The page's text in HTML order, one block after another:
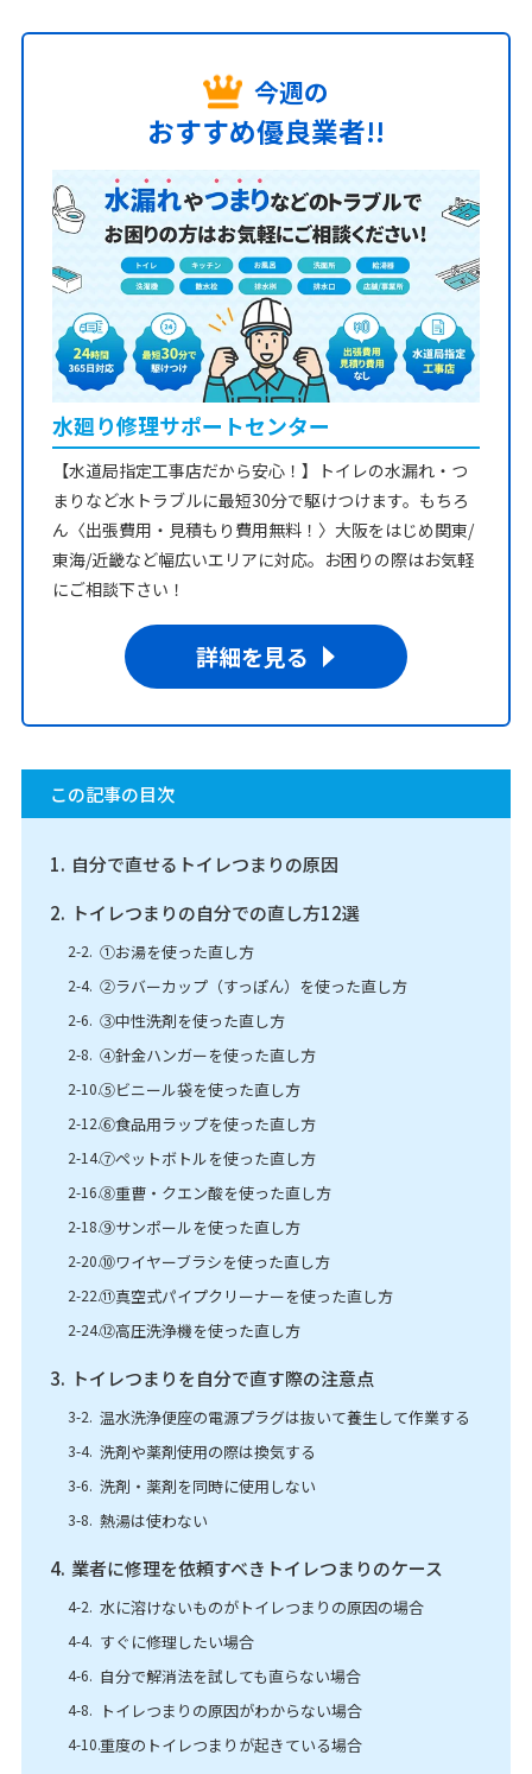
今週の
おすすめ優良業者!!
水廻り修理サポートセンター
【水道局指定工事店だから安心！】トイレの水漏れ・つ
まりなど水トラブルに最短30分で駆けつけます。もちろ
ん〈出張費用・見積もり費用無料！〉大阪をはじめ関東/
東海/近畿など幅広いエリアに対応。お困りの際はお気軽
にご相談下さい！
詳細を見る
この記事の目次
自分で直せるトイレつまりの原因
トイレつまりの自分での直し方12選
①お湯を使った直し方
②ラバーカップ（すっぽん）を使った直し方
③中性洗剤を使った直し方
➃針金ハンガーを使った直し方
⑤ビニール袋を使った直し方
⑥食品用ラップを使った直し方
⑦ペットボトルを使った直し方
⑧重曹・クエン酸を使った直し方
⑨サンポールを使った直し方
⑩ワイヤーブラシを使った直し方
⑪真空式パイプクリーナーを使った直し方
⑫高圧洗浄機を使った直し方
トイレつまりを自分で直す際の注意点
温水洗浄便座の電源プラグは抜いて養生して作業する
洗剤や薬剤使用の際は換気する
洗剤・薬剤を同時に使用しない
熱湯は使わない
業者に修理を依頼すべきトイレつまりのケース
水に溶けないものがトイレつまりの原因の場合
すぐに修理したい場合
自分で解消法を試しても直らない場合
トイレつまりの原因がわからない場合
重度のトイレつまりが起きている場合